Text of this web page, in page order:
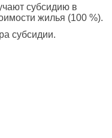
субсидию в
жилья (100 %).
субсидии.